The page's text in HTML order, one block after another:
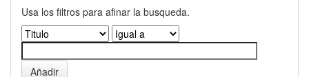
Usa los filtros para afinar la busqueda.